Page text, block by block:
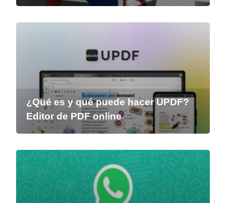
¿Qué es y qué puede hacer UPDF?
Editor de PDF online